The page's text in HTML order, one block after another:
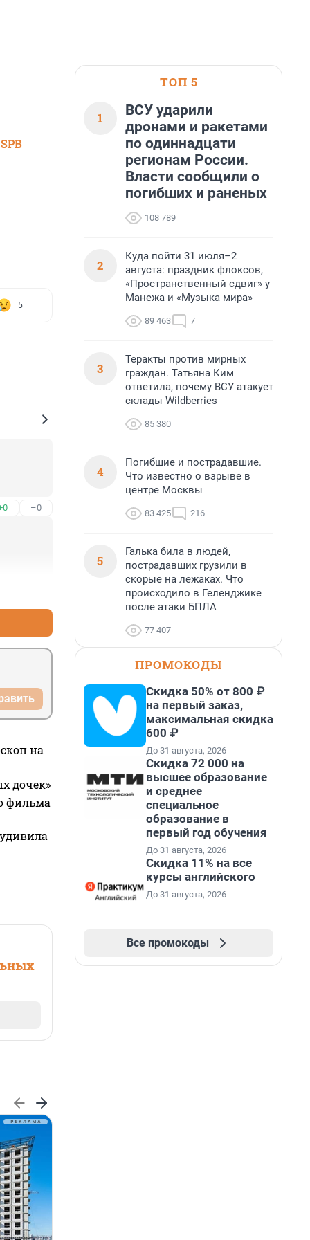
5
–0
на
дочек»
фильма
ТОП 5
1
ВСУ ударили
дронами и ракетами
по одиннадцати
регионам России.
Власти сообщили о
погибших и раненых
108 789
2
Куда пойти 31 июля–2
августа: праздник флоксов,
«Пространственный сдвиг» у
Манежа и «Музыка мира»
89 463 7
3
Теракты против мирных
граждан. Татьяна Ким
ответила, почему ВСУ атакует
склады Wildberries
85 380
4
Погибшие и пострадавшие.
Что известно о взрыве в
центре Москвы
83 425 216
5
Галька била в людей,
пострадавших грузили в
скорые на лежаках. Что
происходило в Геленджике
после атаки БПЛА
77 407
ПРОМОКОДЫ
Скидка 50% от 800 ₽
на первый заказ,
максимальная скидка
600 ₽
До 31 августа, 2026
Скидка 72 000 на
высшее образование
и среднее
специальное
образование в
первый год обучения
До 31 августа, 2026
Скидка 11% на все
курсы английского
До 31 августа, 2026
Все промокоды